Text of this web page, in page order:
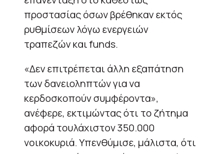
προστασίας όσων βρέθηκαν εκτός
ρυθμίσεων λόγω ενεργειών
τραπεζών και funds.
«Δεν επιτρέπεται άλλη εξαπάτηση
των δανειοληπτών για να
κερδοσκοπούν συμφέροντα»,
ανέφερε, εκτιμώντας ότι το ζήτημα
αφορά τουλάχιστον 350.000
νοικοκυριά. Υπενθύμισε, μάλιστα, ότι